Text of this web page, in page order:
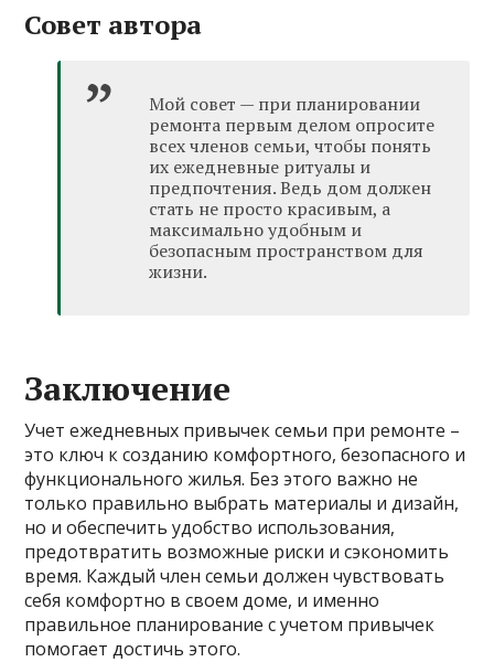
Совет автора
Мой совет — при планировании
ремонта первым делом опросите
всех членов семьи, чтобы понять
их ежедневные ритуалы и
предпочтения. Ведь дом должен
стать не просто красивым, а
максимально удобным и
безопасным пространством для
жизни.
Заключение
Учет ежедневных привычек семьи при ремонте –
это ключ к созданию комфортного, безопасного и
функционального жилья. Без этого важно не
только правильно выбрать материалы и дизайн,
но и обеспечить удобство использования,
предотвратить возможные риски и сэкономить
время. Каждый член семьи должен чувствовать
себя комфортно в своем доме, и именно
правильное планирование с учетом привычек
помогает достичь этого.